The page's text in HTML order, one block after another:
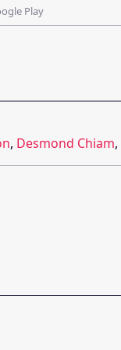
Play
, Desmond Chiam,